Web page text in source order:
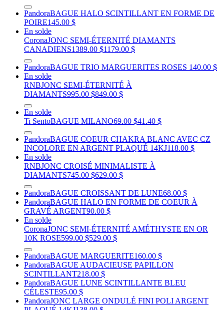
PandoraBAGUE HALO SCINTILLANT EN FORME DE
POIRE145.00 $
En solde
CoronaJONC SEMI-ÉTERNITÉ DIAMANTS
CANADIENS1389.00 $1179.00 $
PandoraBAGUE TRIO MARGUERITES ROSES 140.00 $
En solde
RNBJONC SEMI-ÉTERNITÉ À
DIAMANTS995.00 $849.00 $
En solde
Ti SentoBAGUE MILANO69.00 $41.40 $
PandoraBAGUE COEUR CHAKRA BLANC AVEC CZ
INCOLORE EN ARGENT PLAQUÉ 14KJ118.00 $
En solde
RNBJONC CROISÉ MINIMALISTE À
DIAMANTS745.00 $629.00 $
PandoraBAGUE CROISSANT DE LUNE68.00 $
PandoraBAGUE HALO EN FORME DE COEUR À
GRAVÉ ARGENT90.00 $
En solde
CoronaJONC SEMI-ÉTERNITÉ AMÉTHYSTE EN OR
10K ROSE599.00 $529.00 $
PandoraBAGUE MARGUERITE160.00 $
PandoraBAGUE AUDACIEUSE PAPILLON
SCINTILLANT218.00 $
PandoraBAGUE LUNE SCINTILLANTE BLEU
CÉLESTE95.00 $
PandoraJONC LARGE ONDULÉ FINI POLI ARGENT